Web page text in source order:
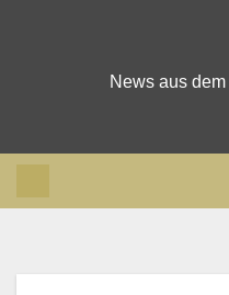
News aus